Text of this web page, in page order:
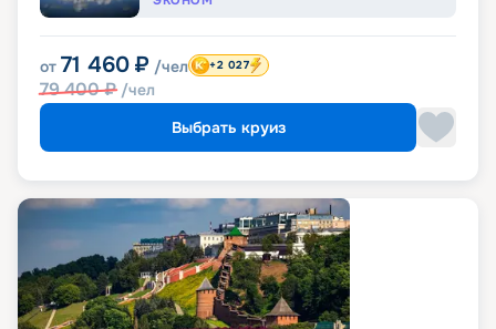
от 71 460 ₽ /чел
79 400₽ /чел
+2 027
Выбрать круиз